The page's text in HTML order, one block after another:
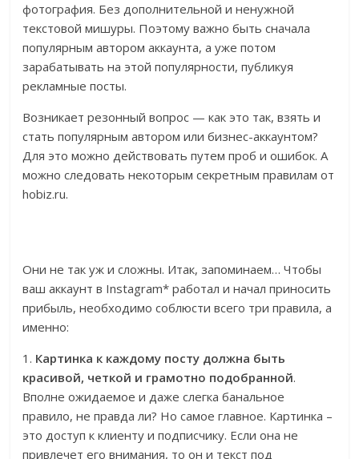
фотография. Без дополнительной и ненужной
текстовой мишуры. Поэтому важно быть сначала
популярным автором аккаунта, а уже потом
зарабатывать на этой популярности, публикуя
рекламные посты.
Возникает резонный вопрос — как это так, взять и
стать популярным автором или бизнес-аккаунтом?
Для это можно действовать путем проб и ошибок. А
можно следовать некоторым секретным правилам от
hobiz.ru.
Они не так уж и сложны. Итак, запоминаем… Чтобы
ваш аккаунт в Instagram* работал и начал приносить
прибыль, необходимо соблюсти всего три правила, а
именно:
1. Картинка к каждому посту должна быть
красивой, четкой и грамотно подобранной.
Вполне ожидаемое и даже слегка банальное
правило, не правда ли? Но самое главное. Картинка –
это доступ к клиенту и подписчику. Если она не
привлечет его внимания, то он и текст под